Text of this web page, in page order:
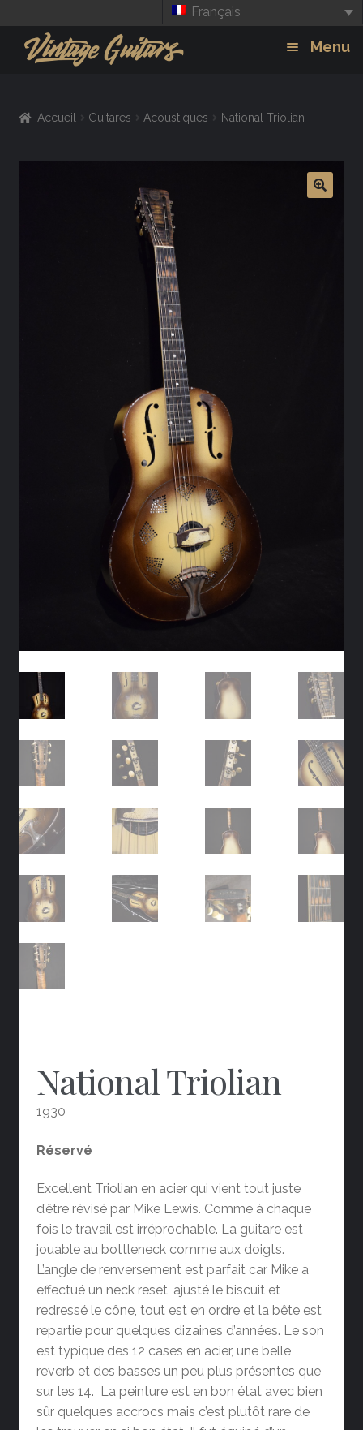
Français
Menu
Amplis
Effets
Accueil Guitares Acoustiques National Triolian
National Triolian
1930
Réservé
Excellent Triolian en acier qui vient tout juste
d’être révisé par Mike Lewis. Comme à chaque
fois le travail est irréprochable. La guitare est
jouable au bottleneck comme aux doigts.
L’angle de renversement est parfait car Mike a
effectué un neck reset, ajusté le biscuit et
redressé le cône, tout est en ordre et la bête est
repartie pour quelques dizaines d’années. Le son
est typique des 12 cases en acier, une belle
reverb et des basses un peu plus présentes que
sur les 14. La peinture est en bon état avec bien
sûr quelques accrocs mais c’est plutôt rare de